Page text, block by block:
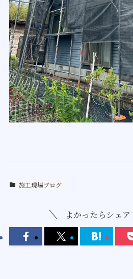
施工現場ブログ
よかったらシェア